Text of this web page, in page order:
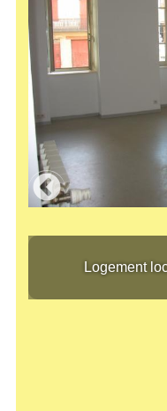
Logement location f4
Logement